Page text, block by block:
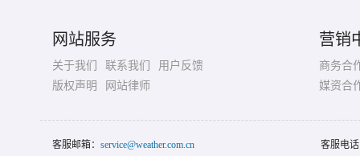
网站服务
关于我们 联系我们
用户反馈
版权声明
网站律师
营销
商务合
媒资合
客服邮箱： service@weather.com.cn 客服电